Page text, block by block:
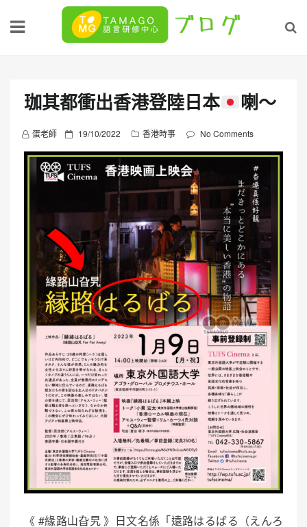
珈其都衝出香港登陸日本 喇～
蛋老師
P
o
s
t
d
n
19/10/2022 香港時事 No Comments
《 #緣路山旮旯 》日文名係「遠路はるばる（えんろ